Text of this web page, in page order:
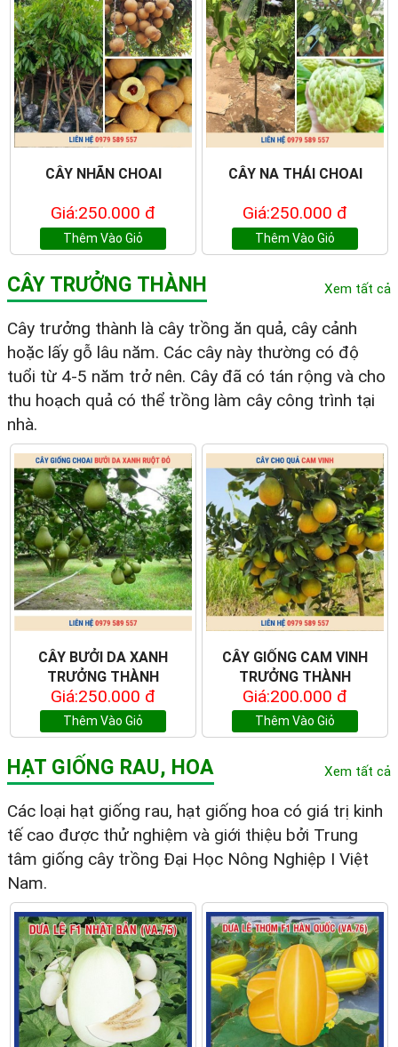
CÂY NHÃN CHOAI
Giá:250.000 đ
Thêm Vào Giỏ
CÂY NA THÁI CHOAI
Giá:250.000 đ
Thêm Vào Giỏ
CÂY TRƯỞNG THÀNH Xem tất cả
Cây trưởng thành là cây trồng ăn quả, cây cảnh
hoặc lấy gỗ lâu năm. Các cây này thường có độ
tuổi từ 4-5 năm trở nên. Cây đã có tán rộng và cho
thu hoạch quả có thể trồng làm cây công trình tại
nhà.
CÂY BƯỞI DA XANH
TRƯỞNG THÀNH
Giá:250.000 đ
Thêm Vào Giỏ
CÂY GIỐNG CAM VINH
TRƯỞNG THÀNH
Giá:200.000 đ
Thêm Vào Giỏ
HẠT GIỐNG RAU, HOA Xem tất cả
Các loại hạt giống rau, hạt giống hoa có giá trị kinh
tế cao được thử nghiệm và giới thiệu bởi Trung
tâm giống cây trồng Đại Học Nông Nghiệp I Việt
Nam.